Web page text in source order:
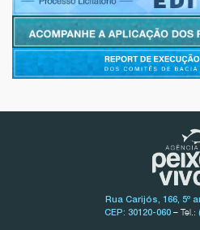
Rua Carijós, 166, 5º
CEP: 30120-060 – Tel.: